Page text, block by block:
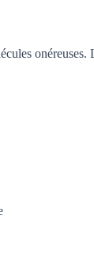
onéreuses.